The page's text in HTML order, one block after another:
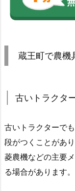
蔵王町で農機
古いトラクタ
古いトラクターで
段がつくことがあ
菱農機などの主要
る場合があります。